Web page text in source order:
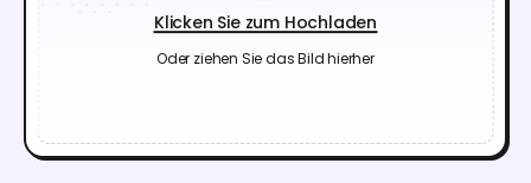
Klicken Sie zum Hochladen
Oder ziehen Sie das Bild hierher